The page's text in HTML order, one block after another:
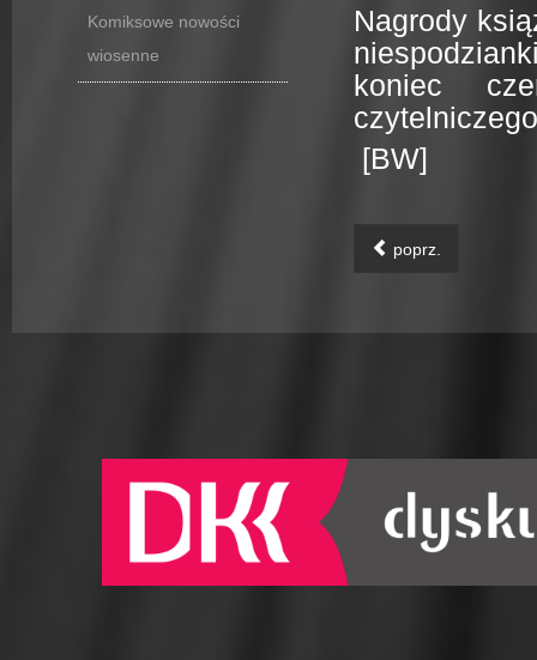
Komiksowe nowości
wiosenne
Nagrody
koniec
[BW]
poprz.